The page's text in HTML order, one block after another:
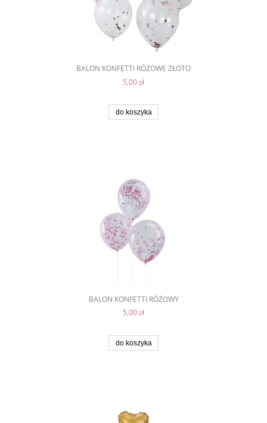
BALON KONFETTI RÓŻOWE ZŁOTO
5,00 zł
do koszyka
BALON KONFETTI RÓŻOWY
5,00 zł
do koszyka